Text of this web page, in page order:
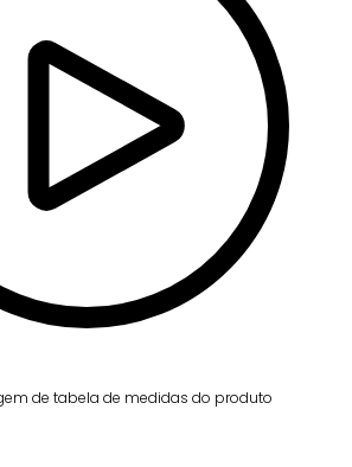
de tabela de medidas do produto